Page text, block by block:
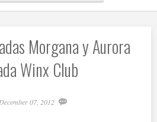
Morgana y Aurora
Winx Club
December 07, 2012